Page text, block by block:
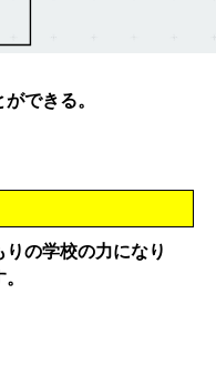
できる。
の学校の力になり